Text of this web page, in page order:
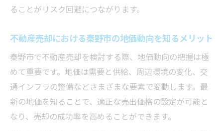
ることがリスク回避につながります。
不動産売却における秦野市の地価動向を知るメリット
秦野市で不動産売却を検討する際、地価動向の把握は極
めて重要です。地価は需要と供給、周辺環境の変化、交
通インフラの整備などさまざまな要素で変動します。最
新の地価を知ることで、適正な売出価格の設定が可能と
なり、売却の成功率を高めることができます。